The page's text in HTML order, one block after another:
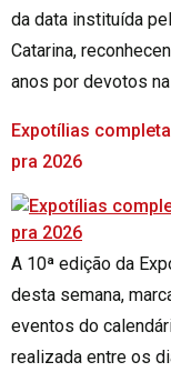
da data instituída
Catarina,
anos por devotos
Expotílias
pra 2026
A 10ª edição da
desta semana,
eventos do
realizada entre os